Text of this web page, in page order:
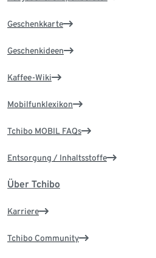
Geschenkkarte
Geschenkideen
Kaffee-Wiki
Mobilfunklexikon
Tchibo MOBIL FAQs
Entsorgung / Inhaltsstoffe
Über Tchibo
Karriere
Tchibo Community